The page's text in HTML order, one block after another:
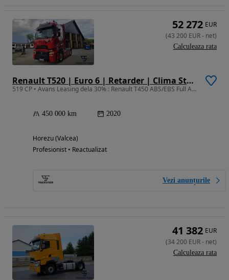
Renault T520 | Euro 6 | Retarder | Clima Stationare | Istoric Complet
519 CP • Avans Leasing dela 30% : Renault T450 ABS/EBS Full Asist 11/2020
450 000 km 2020
Horezu (Valcea)
Profesionist • Reactualizat
Vezi anunțurile
52 272 EUR
(43 200 EUR- net)
Calculeaza rata
41 382 EUR
(34 200 EUR- net)
Calculeaza rata